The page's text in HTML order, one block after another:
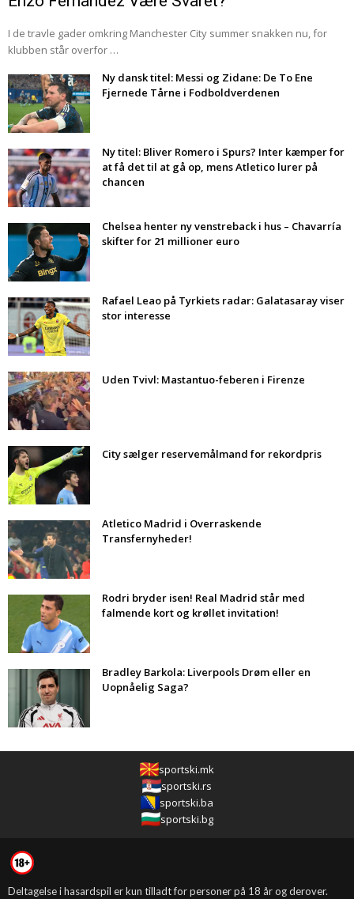
I de travle gader omkring Manchester City summer snakken nu, for
klubben står overfor …
Ny dansk titel: Messi og Zidane: De To Ene
Fjernede Tårne i Fodboldverdenen
Ny titel: Bliver Romero i Spurs? Inter kæmper for
at få det til at gå op, mens Atletico lurer på
chancen
Chelsea henter ny venstreback i hus – Chavarría
skifter for 21 millioner euro
Rafael Leao på Tyrkiets radar: Galatasaray viser
stor interesse
Uden Tvivl: Mastantuo-feberen i Firenze
City sælger reservemålmand for rekordpris
Atletico Madrid i Overraskende
Transfernyheder!
Rodri bryder isen! Real Madrid står med
falmende kort og krøllet invitation!
Bradley Barkola: Liverpools Drøm eller en
Uopnåelig Saga?
sportski.mk
sportski.rs
sportski.ba
sportski.bg
Deltagelse i hasardspil er kun tilladt for personer på 18 år og derover.